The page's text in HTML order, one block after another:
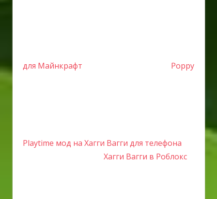
для Майнкрафт Poppy
Playtime мод на Хагги Вагги для телефона
Хагги Вагги в Роблокс